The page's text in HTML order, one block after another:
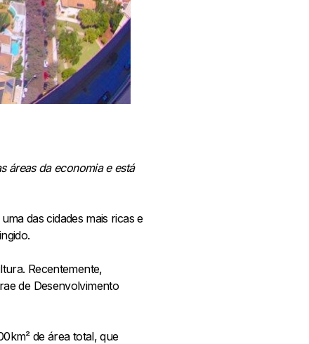
áreas da economia e está
das cidades mais ricas e
Recentemente,
de Desenvolvimento
de área total, que